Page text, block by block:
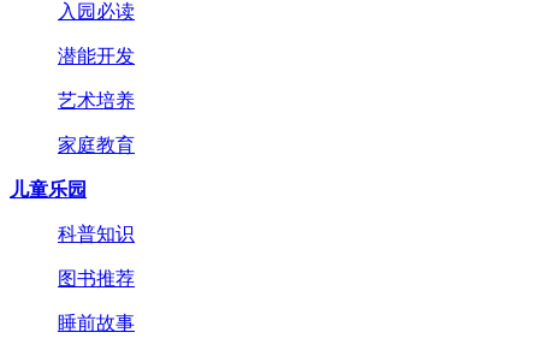
入园必读
潜能开发
艺术培养
家庭教育
儿童乐园
科普知识
图书推荐
睡前故事